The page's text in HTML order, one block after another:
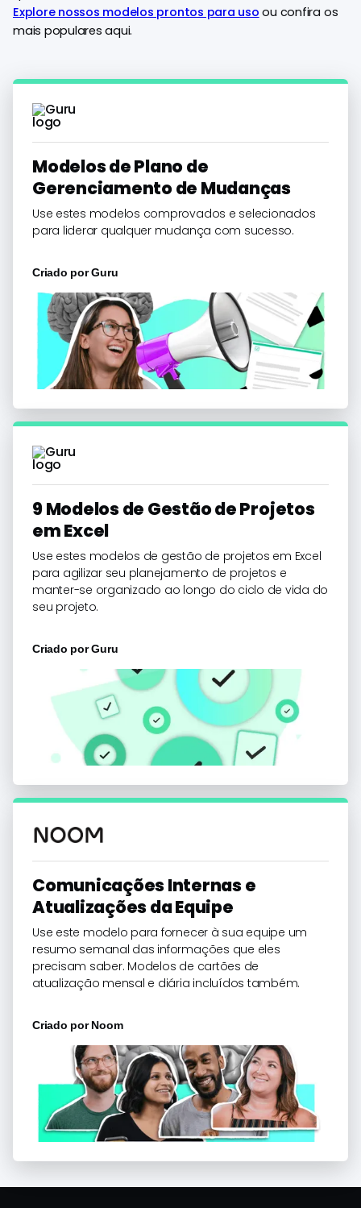
Explore nossos modelos prontos para uso ou confira os
mais populares aqui.
Modelos de Plano de
Gerenciamento de Mudanças
Use estes modelos comprovados e selecionados
para liderar qualquer mudança com sucesso.
Criado porGuru
9 Modelos de Gestão de Projetos
em Excel
Use estes modelos de gestão de projetos em Excel
para agilizar seu planejamento de projetos e
manter-se organizado ao longo do ciclo de vida do
seu projeto.
Criado porGuru
Comunicações Internas e
Atualizações da Equipe
Use este modelo para fornecer à sua equipe um
resumo semanal das informações que eles
precisam saber. Modelos de cartões de
atualização mensal e diária incluídos também.
Criado porNoom